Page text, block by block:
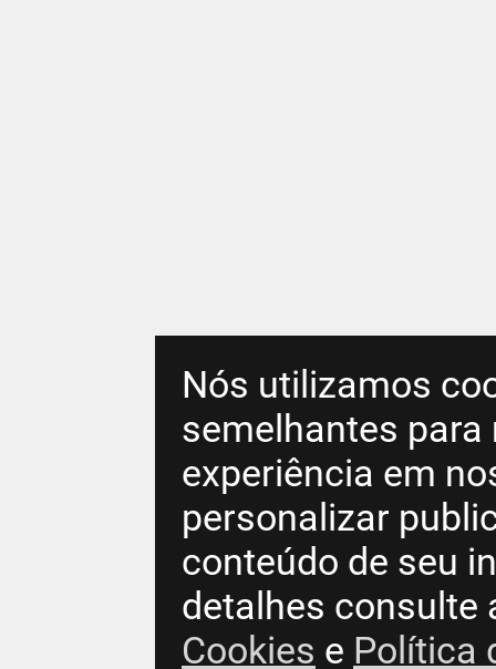
Nós utilizamos
semelhantes para
experiência em
personalizar
conteúdo de seu
detalhes consulte
Cookies e Política